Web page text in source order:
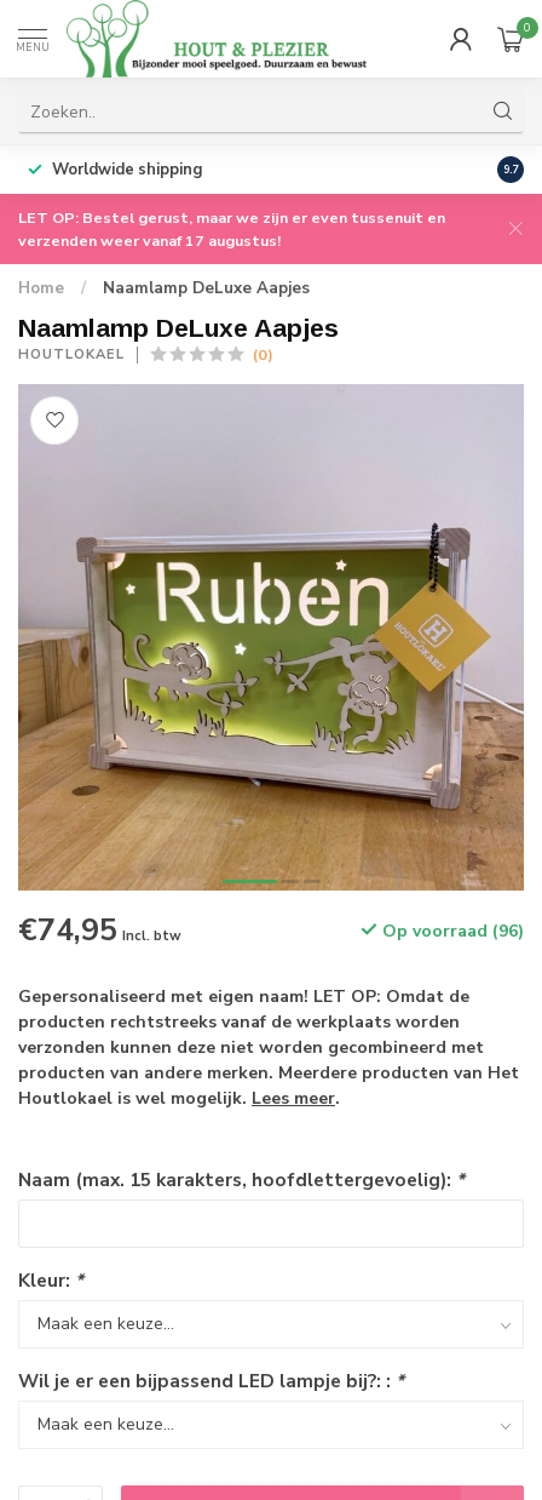
MENU
0
Worldwide shipping 9.7
LET OP: Bestel gerust, maar we zijn er even tussenuit en
verzenden weer vanaf 17 augustus!
Home / Naamlamp DeLuxe Aapjes
Naamlamp DeLuxe Aapjes
HOUTLOKAEL (0)
€74,95 Incl. btw Op voorraad (96)
Gepersonaliseerd met eigen naam! LET OP: Omdat de
producten rechtstreeks vanaf de werkplaats worden
verzonden kunnen deze niet worden gecombineerd met
producten van andere merken. Meerdere producten van Het
Houtlokael is wel mogelijk. Lees meer.
Naam (max. 15 karakters, hoofdlettergevoelig): *
Kleur: *
Wil je er een bijpassend LED lampje bij?: : *